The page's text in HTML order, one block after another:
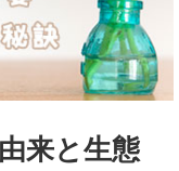
来と生態